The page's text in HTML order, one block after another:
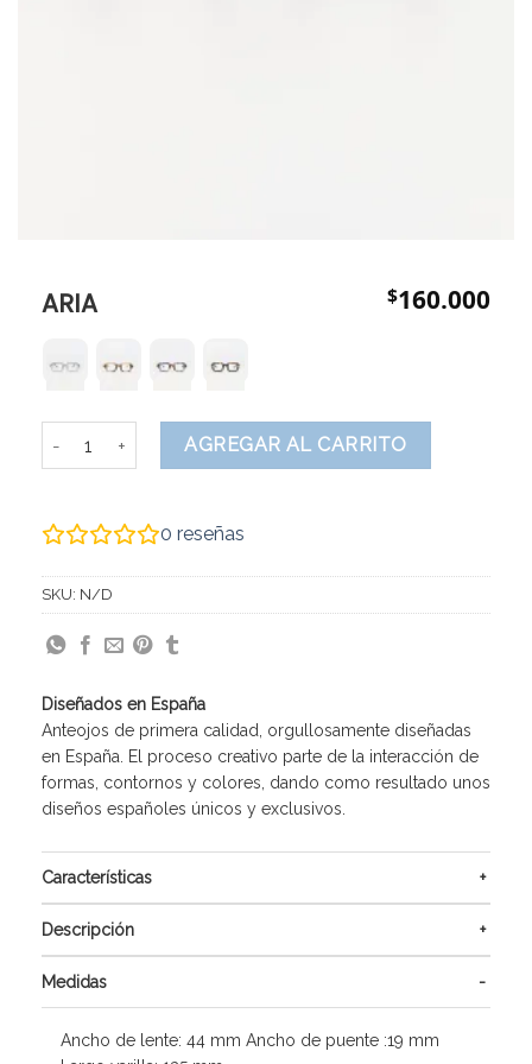
ARIA $160.000
AGREGAR AL CARRITO
0 reseñas
SKU: N/D
Diseñados en España
Anteojos de primera calidad, orgullosamente diseñadas
en España. El proceso creativo parte de la interacción de
formas, contornos y colores, dando como resultado unos
diseños españoles únicos y exclusivos.
Características
Descripción
Medidas
Ancho de lente: 44 mm Ancho de puente :19 mm